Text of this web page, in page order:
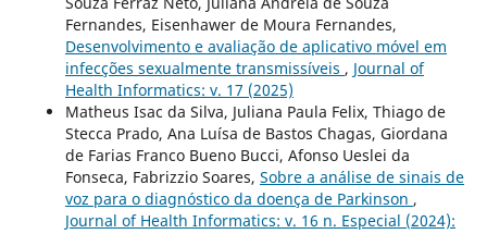
Fernandes, Eisenhawer de Moura Fernandes,
Desenvolvimento e avaliação de aplicativo móvel em
infecções sexualmente transmissíveis , Journal of
Health Informatics: v. 17 (2025)
Matheus Isac da Silva, Juliana Paula Felix, Thiago de
Stecca Prado, Ana Luísa de Bastos Chagas, Giordana
de Farias Franco Bueno Bucci, Afonso Ueslei da
Fonseca, Fabrizzio Soares, Sobre a análise de sinais de
voz para o diagnóstico da doença de Parkinson ,
Journal of Health Informatics: v. 16 n. Especial (2024):